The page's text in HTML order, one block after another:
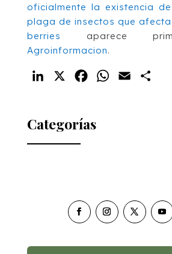
oficialmente la existencia
plaga de insectos que
berries aparece
Agroinformacion.
LinkedIn FacebookWhatsApp
Email
Categorías